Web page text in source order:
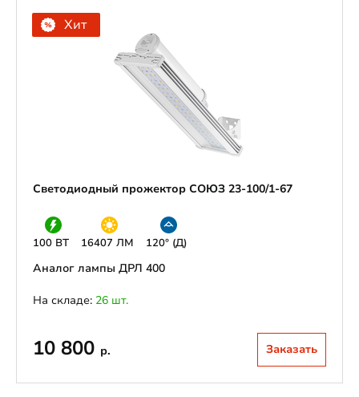
Хит
Светодиодный прожектор СОЮЗ 23-100/1-67
100 ВТ 16407 ЛМ 120° (Д)
Аналог лампы ДРЛ 400
На складе: 26 шт.
10 800 р. Заказать